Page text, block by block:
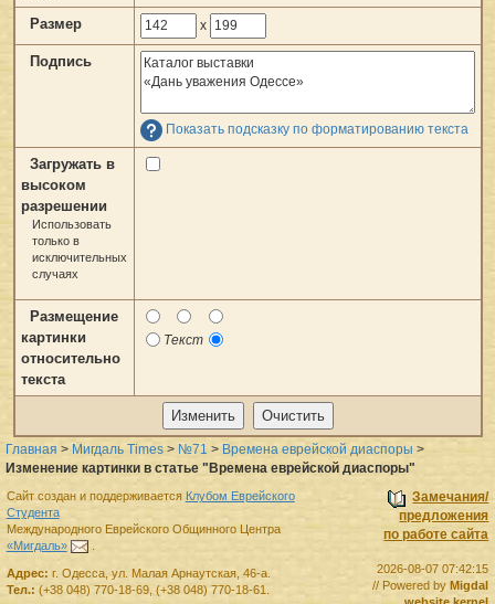
Размер x
Подпись
Показать подсказку по форматированию текста
Загружать в
высоком
разрешении
Использовать
только в
исключительных
случаях
Размещение
картинки
относительно
текста
Текст
Главная > Мигдаль Times > №71 > Времена еврейской диаспоры >
Изменение картинки в статье "Времена еврейской диаспоры"
Замечания/
предложения
по работе сайта
2026-08-07 07:42:15
// Powered by Migdal
Сайт создан и поддерживается Клубом Еврейского
Студента
Международного Еврейского Общинного Центра
«Мигдаль»
Адрес: г. Одесса, ул. Малая Арнаутская, 46-а.
Тел.: (+38 048) 770-18-69, (+38 048) 770-18-61